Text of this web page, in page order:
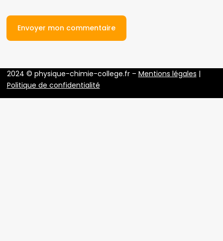
2024 © physique-chimie-college.fr – Mentions légales |
Politique de confidentialité